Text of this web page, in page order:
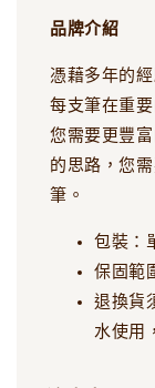
品牌介紹
憑藉多年的
每支筆在重
您需要更豐
的思路，您
筆。
包裝：
保固範
退換貨
水使用